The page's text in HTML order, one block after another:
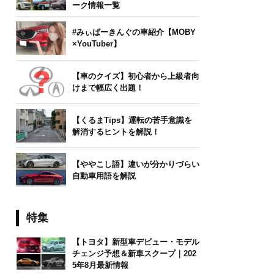
ーク情報一覧
#みぃぱーきんぐの車紹介【MOBY
×YouTuber】
【車のクイズ】初心者から上級者向
けまで幅広く出題！
【くるまTips】運転の苦手意識を
解消するヒントを解説！
【ややこし語】違いが分かりづらい
自動車用語を解説
特集
【トヨタ】新型車デビュー・モデル
チェンジ予想＆新車スクープ｜202
5年8月最新情報